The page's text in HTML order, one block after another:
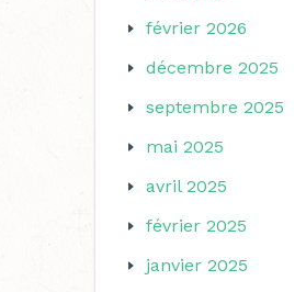
février 2026
décembre 2025
septembre 2025
mai 2025
avril 2025
février 2025
janvier 2025